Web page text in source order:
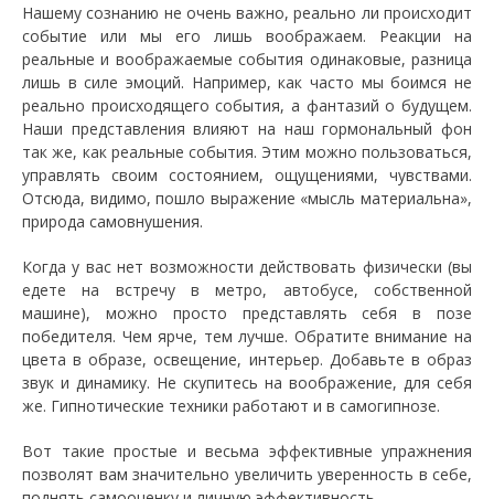
Нашему сознанию не очень важно, реально ли происходит
событие или мы его лишь воображаем. Реакции на
реальные и воображаемые события одинаковые, разница
лишь в силе эмоций. Например, как часто мы боимся не
реально происходящего события, а фантазий о будущем.
Наши представления влияют на наш гормональный фон
так же, как реальные события. Этим можно пользоваться,
управлять своим состоянием, ощущениями, чувствами.
Отсюда, видимо, пошло выражение «мысль материальна»,
природа самовнушения.
Когда у вас нет возможности действовать физически (вы
едете на встречу в метро, автобусе, собственной
машине), можно просто представлять себя в позе
победителя. Чем ярче, тем лучше. Обратите внимание на
цвета в образе, освещение, интерьер. Добавьте в образ
звук и динамику. Не скупитесь на воображение, для себя
же. Гипнотические техники работают и в самогипнозе.
Вот такие простые и весьма эффективные упражнения
позволят вам значительно увеличить уверенность в себе,